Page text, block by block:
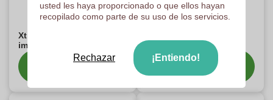
Xtrom Powerbanks
impresos
Categoría de
Categoría de
espectáculos
usted les haya proporcionado o que ellos hayan
recopilado como parte de su uso de los servicios.
Rechazar ¡Entiendo!